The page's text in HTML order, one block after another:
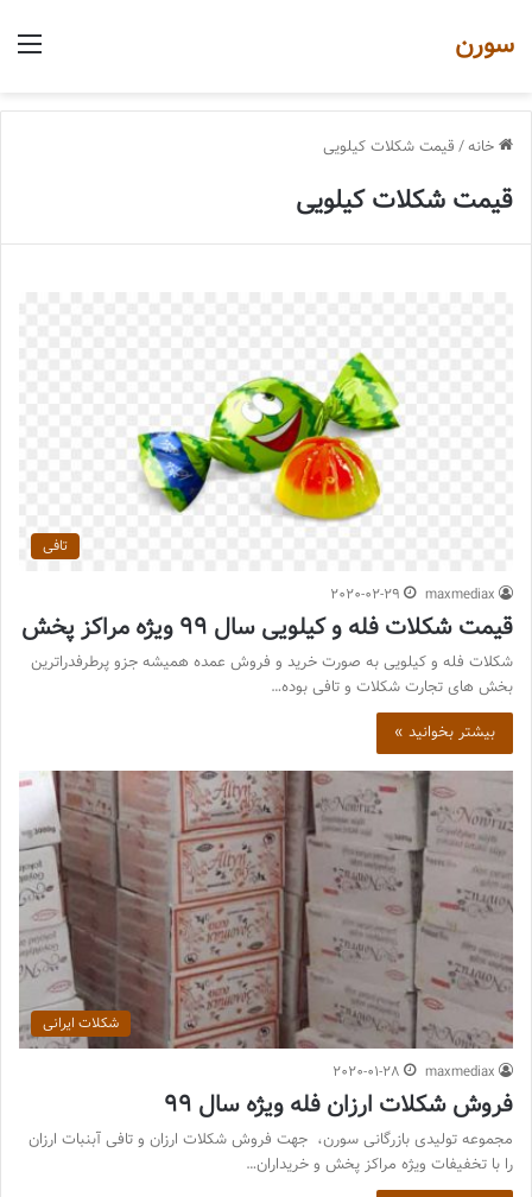
سورن
خانه/ قیمت شکلات کیلویی
قیمت شکلات کیلویی
تافی
maxmediax
2020-02-29
قیمت شکلات فله و کیلویی سال 99 ویژه مراکز پخش
شکلات فله و کیلویی به صورت خرید و فروش عمده همیشه جزو پرطرفدراترین
بخش های تجارت شکلات و تافی بوده…
بیشتر بخوانید »
شکلات ایرانی
maxmediax
2020-01-28
فروش شکلات ارزان فله ویژه سال 99
مجموعه تولیدی بازرگانی سورن، جهت فروش شکلات ارزان و تافی آبنبات ارزان
را با تخفیفات ویژه مراکز پخش و خریداران…